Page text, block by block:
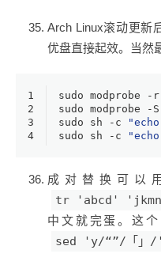
Arch Linux滚动更新
优盘直接起效。当然
1
2
3
4
sudo modprobe
sudo modprobe
sudo sh -c
sudo sh -c
成对替换可以
tr 'abcd'
中文就完蛋。这
sed 'y/“”/「」/'